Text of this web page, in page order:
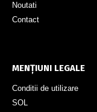
Noutati
Contact
MENȚIUNI LEGALE
Conditii de utilizare
SOL